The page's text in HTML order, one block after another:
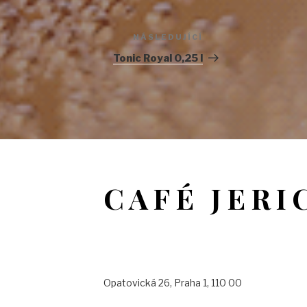
příspěvek
NÁSLEDUJÍCÍ
Tonic Royal 0,25 l
CAFÉ
Opatovická 26, Praha 1, 110 00